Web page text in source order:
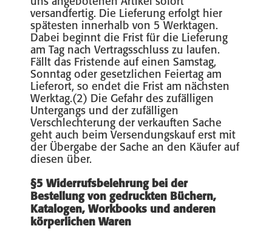
versandfertig. Die Lieferung erfolgt hier
spätesten innerhalb von 5 Werktagen.
Dabei beginnt die Frist für die Lieferung
am Tag nach Vertragsschluss zu laufen.
Fällt das Fristende auf einen Samstag,
Sonntag oder gesetzlichen Feiertag am
Lieferort, so endet die Frist am nächsten
Werktag.(2) Die Gefahr des zufälligen
Untergangs und der zufälligen
Verschlechterung der verkauften Sache
geht auch beim Versendungskauf erst mit
der Übergabe der Sache an den Käufer auf
diesen über.
§5 Widerrufsbelehrung bei der
Bestellung von gedruckten Büchern,
Katalogen, Workbooks und anderen
körperlichen Waren